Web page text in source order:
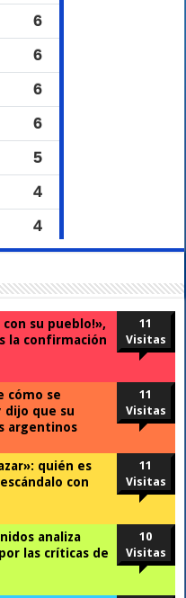
su pueblo!»,
la confirmación
11
Visitas
cómo se
dijo que su
argentinos
11
Visitas
quién es
con
11
Visitas
analiza
las críticas de
10
Visitas